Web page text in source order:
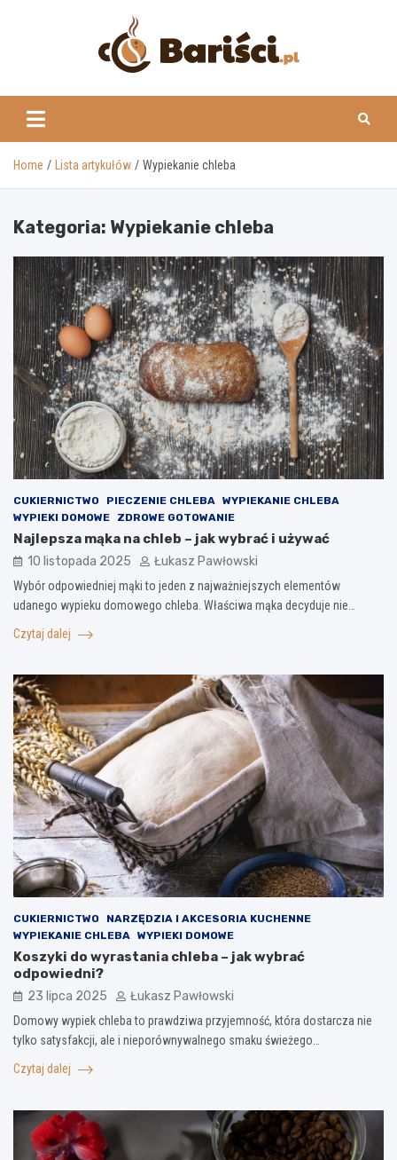
www.barisci.pl
Home Lista artykułów Wypiekanie chleba
Kategoria: Wypiekanie chleba
CUKIERNICTWO PIECZENIE CHLEBA WYPIEKANIE CHLEBA
WYPIEKI DOMOWE
ZDROWE GOTOWANIE
Najlepsza mąka na chleb – jak wybrać i używać
10 listopada 2025 Łukasz Pawłowski
Wybór odpowiedniej mąki to jeden z najważniejszych elementów
udanego wypieku domowego chleba. Właściwa mąka decyduje nie…
Czytaj dalej
CUKIERNICTWO
NARZĘDZIA I AKCESORIA KUCHENNE
WYPIEKANIE CHLEBA
WYPIEKI DOMOWE
Koszyki do wyrastania chleba – jak wybrać
odpowiedni?
23 lipca 2025 Łukasz Pawłowski
Domowy wypiek chleba to prawdziwa przyjemność, która dostarcza nie
tylko satysfakcji, ale i nieporównywalnego smaku świeżego…
Czytaj dalej